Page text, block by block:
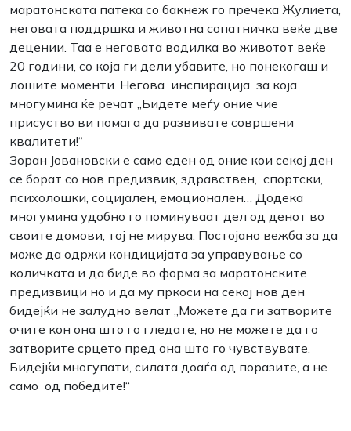
маратонската патека со бакнеж го пречека Жулиета,
неговата поддршка и животна сопатничка веќе две
децении. Таа е неговата водилка во животот веќе
20 години, со која ги дели убавите, но понекогаш и
лошите моменти. Негова инспирација за која
многумина ќе речат „Бидете меѓу оние чие
присуство ви помага да развивате совршени
квалитети!“
Зоран Јовановски е само еден од оние кои секој ден
се борат со нов предизвик, здравствен, спортски,
психолошки, социјален, емоционален… Додека
многумина удобно го поминуваат дел од денот во
своите домови, тој не мирува. Постојано вежба за да
може да одржи кондицијата за управување со
количката и да биде во форма за маратонските
предизвици но и да му пркоси на секој нов ден
бидејќи не залудно велат „Можете да ги затворите
очите кон она што го гледате, но не можете да го
затворите срцето пред она што го чувствувате.
Бидејќи многупати, силата доаѓа од поразите, а не
само од победите!“